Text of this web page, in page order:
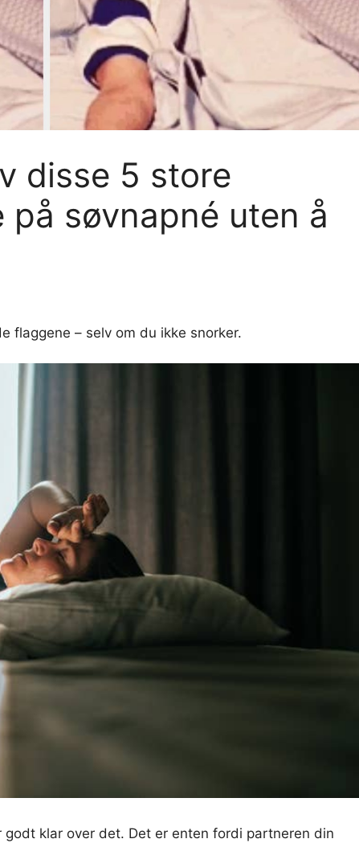
disse 5 store
søvnapné uten å
flaggene – selv om du ikke snorker.
klar over det. Det er enten fordi partneren din